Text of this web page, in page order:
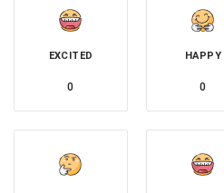
EXCITED
0
HAPPY
0